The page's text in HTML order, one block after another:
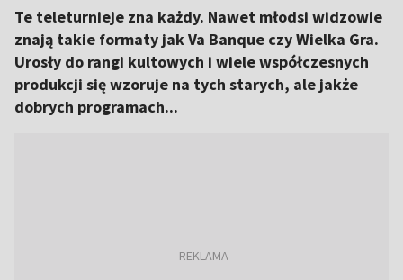
Te teleturnieje zna każdy. Nawet młodsi widzowie
znają takie formaty jak Va Banque czy Wielka Gra.
Urosły do rangi kultowych i wiele współczesnych
produkcji się wzoruje na tych starych, ale jakże
dobrych programach...